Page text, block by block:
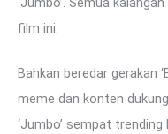
film ini.
Bahkan beredar gerakan
meme dan konten
‘Jumbo’ sempat